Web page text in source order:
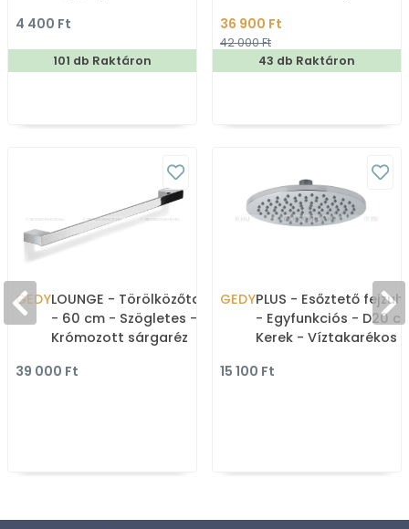
4 400 Ft
101 db Raktáron
36 900 Ft
42 000 Ft
43 db Raktáron
GEDYLOUNGE - Törölközőtartó
- 60 cm - Szögletes -
Krómozott sárgaréz
39 000 Ft
GEDYPLUS - Esőztető
- Egyfunkciós - D20
Kerek - Víztakarékos -
15 100 Ft